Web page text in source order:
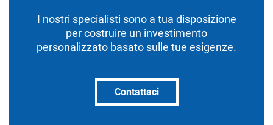
I nostri specialisti sono a tua disposizione
per costruire un investimento
personalizzato basato sulle tue esigenze.
Contattaci